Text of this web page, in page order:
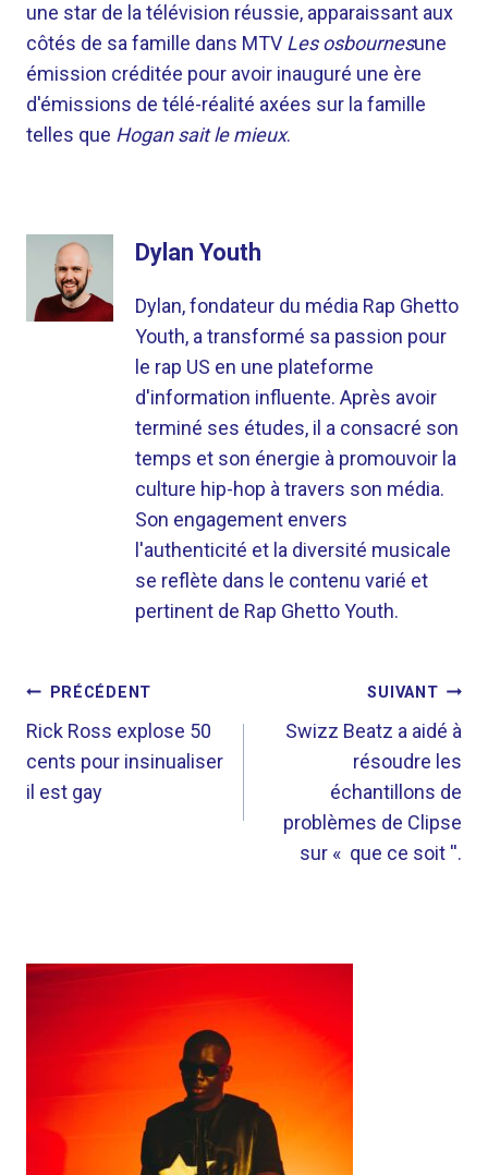
une star de la télévision réussie, apparaissant aux
côtés de sa famille dans MTV Les osbournesune
émission créditée pour avoir inauguré une ère
d'émissions de télé-réalité axées sur la famille
telles que Hogan sait le mieux.
Dylan Youth
Dylan, fondateur du média Rap Ghetto
Youth, a transformé sa passion pour
le rap US en une plateforme
d'information influente. Après avoir
terminé ses études, il a consacré son
temps et son énergie à promouvoir la
culture hip-hop à travers son média.
Son engagement envers
l'authenticité et la diversité musicale
se reflète dans le contenu varié et
pertinent de Rap Ghetto Youth.
NAVIGATION
DE
L’ARTICLE
PRÉCÉDENT
Rick Ross explose 50
cents pour insinualiser
il est gay
SUIVANT
Swizz Beatz a aidé à
résoudre les
échantillons de
problèmes de Clipse
sur « que ce soit ''.